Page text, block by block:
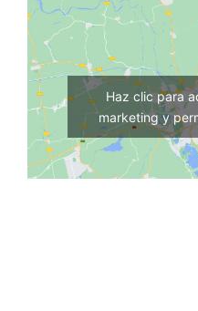
Haz clic para
marketing y